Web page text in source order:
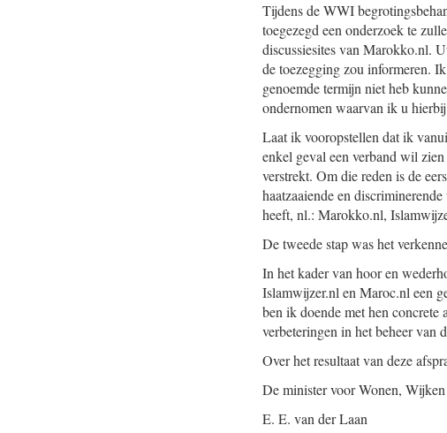
Tijdens de WWI
toegezegd een onderzoek te
discussiesites van Marokko.nl.
de toezegging zou informeren.
genoemde termijn niet heb
ondernomen waarvan ik u
Laat ik vooropstellen dat ik
enkel geval een verband wil
verstrekt. Om die reden is de
haatzaaiende en
heeft, nl.: Marokko.nl,
De tweede stap was het
In het kader van hoor en
Islamwijzer.nl en Maroc.nl een
ben ik doende met hen
verbeteringen in het beheer van
Over het resultaat van deze
De minister voor Wonen,
E. E. van der Laan